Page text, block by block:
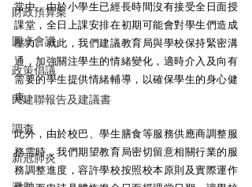
財政預算案
圓桌會議
政策倡議
民建聯報告及建議書
調查
新冠肺炎
當中，由於小學生已經長時間沒有接受全日面授
課堂，全日上課安排在初期可能會對學生們造成
壓力。就此，我們建議教育局與學校保持緊密溝
通，加強關注學生的情緒變化，適時介入及向有
需要的學生提供情緒輔導，以確保學生的身心健
康。
此外，由於校巴、學生膳食等服務供應商調整服
務需時，我們期望教育局密切留意相關行業的服
務調整進度，容許學校按照校本原則及實際運作